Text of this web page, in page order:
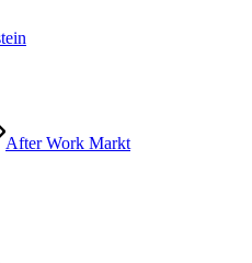
After Work Markt